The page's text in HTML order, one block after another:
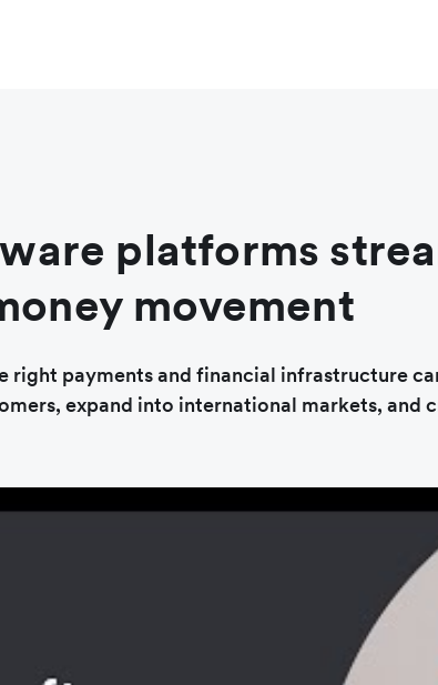
platforms
movement
payments and financial infrastructure
expand into international markets, and